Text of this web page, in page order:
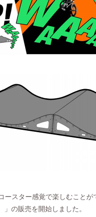
ースター感覚で楽しむこと
の販売を開始しました。